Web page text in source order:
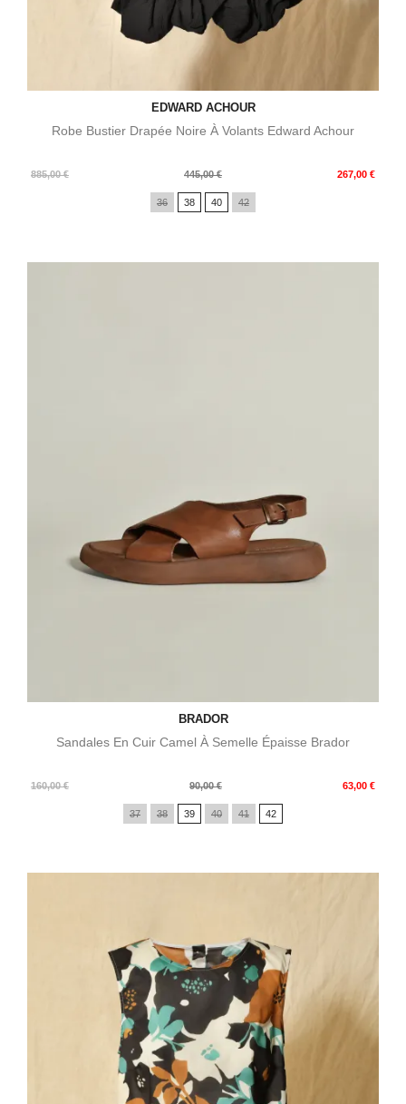
EDWARD ACHOUR
Robe Bustier Drapée Noire À Volants Edward Achour
885,00 €
Prix
445,00 € 267,00 €
Prix
36 38 40 42
BRADOR
Sandales En Cuir Camel À Semelle Épaisse Brador
160,00 €
Prix
90,00 € 63,00 €
Prix
37 38 39 40 41 42